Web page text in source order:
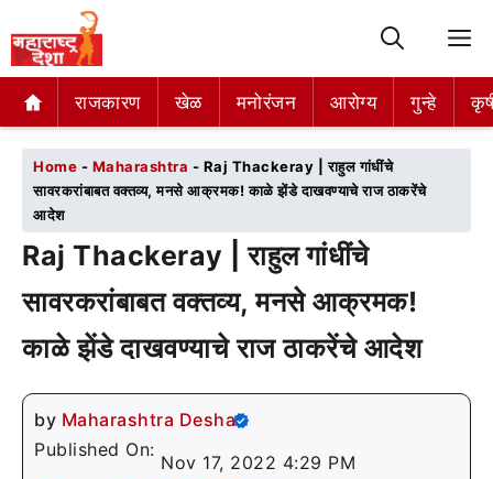
राजकारण खेळ मनोरंजन आरोग्य गुन्हे
राजकारण खेळ मनोरंजन आरोग्य गुन्हे
Home - Maharashtra - Raj Thackeray | राहुल गांधींचे
सावरकरांबाबत वक्तव्य, मनसे आक्रमक! काळे झेंडे दाखवण्याचे राज ठाकरेंचे
आदेश
Raj Thackeray | राहुल गांधींचे
सावरकरांबाबत वक्तव्य, मनसे आक्रमक!
काळे झेंडे दाखवण्याचे राज ठाकरेंचे आदेश
by Maharashtra Desha
Published On:
Nov 17, 2022 4:29 PM